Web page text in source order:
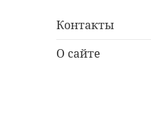
Контакты
О сайте